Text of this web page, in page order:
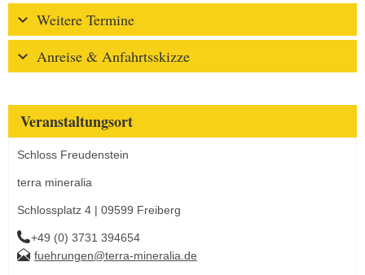
Weitere Termine
Anreise & Anfahrtsskizze
Veranstaltungsort
Schloss Freudenstein
terra mineralia
Schlossplatz 4 | 09599 Freiberg
+49 (0) 3731 394654
fuehrungen@terra-mineralia.de